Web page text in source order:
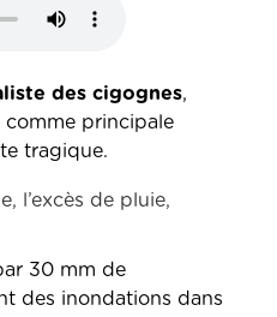
des cigognes,
principale
tragique.
l’excès de pluie,
30 mm de
des inondations dans